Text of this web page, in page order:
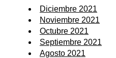
Diciembre 2021
Noviembre 2021
Octubre 2021
Septiembre 2021
Agosto 2021